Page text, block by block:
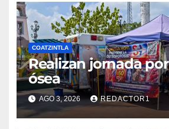
COATZINTLA
Realizan jornada
ósea
AGO 3, 2026 REDACTOR1